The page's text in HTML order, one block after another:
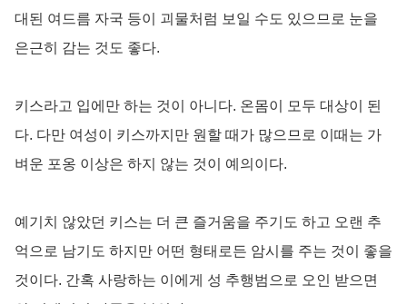
대된 여드름 자국 등이 괴물처럼 보일 수도 있으므로 눈을
은근히 감는 것도 좋다.
키스라고 입에만 하는 것이 아니다. 온몸이 모두 대상이 된
다. 다만 여성이 키스까지만 원할 때가 많으므로 이때는 가
벼운 포옹 이상은 하지 않는 것이 예의이다.
예기치 않았던 키스는 더 큰 즐거움을 주기도 하고 오랜 추
억으로 남기도 하지만 어떤 형태로든 암시를 주는 것이 좋을
것이다. 간혹 사랑하는 이에게 성 추행범으로 오인 받으면